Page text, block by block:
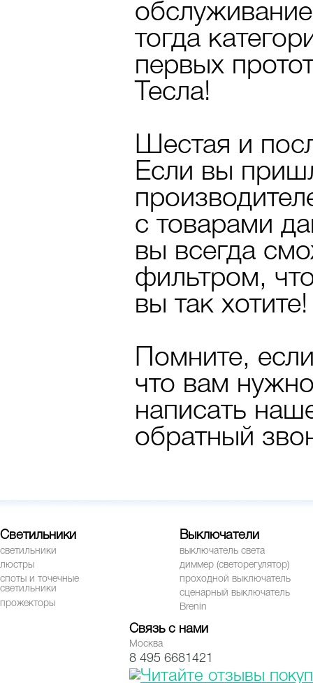
тогда
первых
Тесла!
Шестая и
Если вы
с товарами
вы всегда
фильтром,
вы так хотите!
Помните,
что вам
написать
обратный
Светильники
светильники
люстры
споты и точечные
светильники
прожекторы
Выключатели
выключатель света
диммер (светорегулятор)
проходной выключатель
сценарный выключатель
Brenin
Связь с нами
Москва
8 495 6681421